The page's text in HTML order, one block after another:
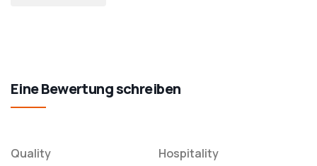
Eine Bewertung schreiben
Quality Hospitality